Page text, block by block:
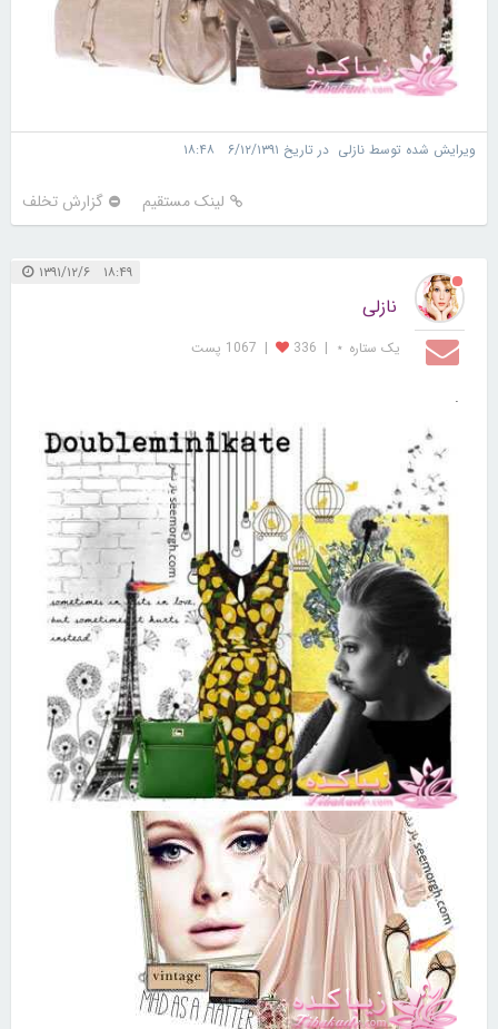
ویرایش شده توسط نازلی در تاریخ ۶/۱۲/۱۳۹۱ ۱۸:۴۸
لینک مستقیم گزارش تخلف
۱۸:۴۹ ۱۳۹۱/۱۲/۶
نازلی
یک ستاره ⋆ |
336
| 1067 پست
.